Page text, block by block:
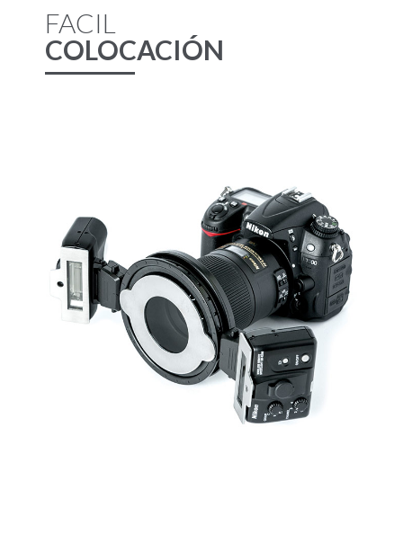
FACIL
COLOCACIÓN